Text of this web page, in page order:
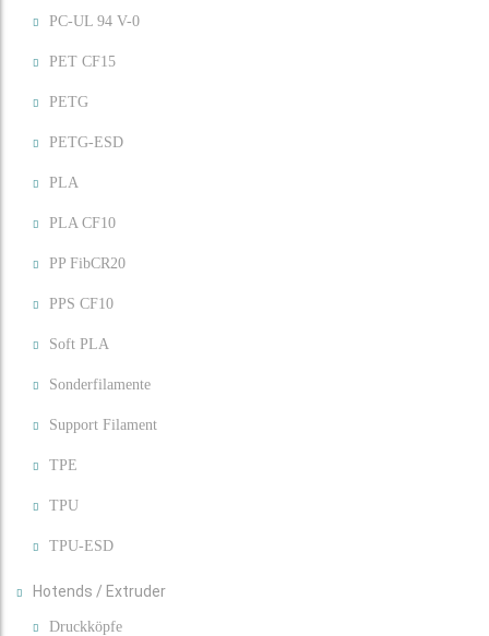
PC-UL 94 V-0
PET CF15
PETG
PETG-ESD
PLA
PLA CF10
PP FibCR20
PPS CF10
Soft PLA
Sonderfilamente
Support Filament
TPE
TPU
TPU-ESD
Hotends / Extruder
Druckköpfe